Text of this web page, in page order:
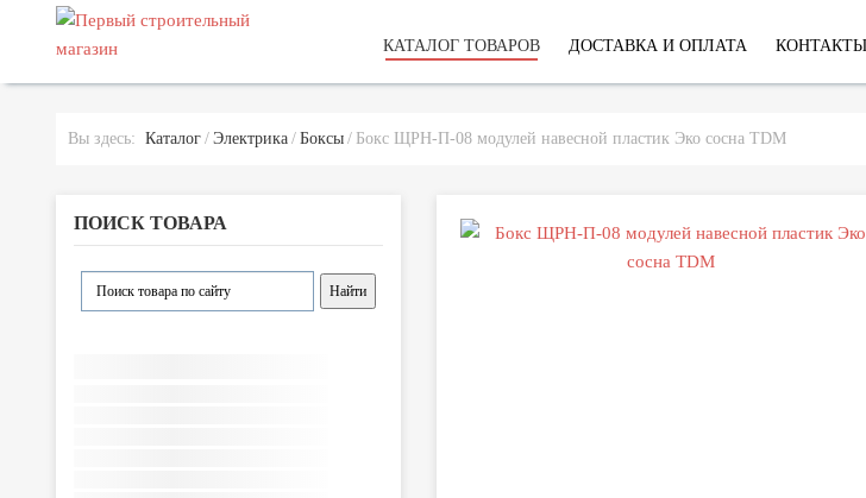
КАТАЛОГ ТОВАРОВ ДОСТАВКА И ОПЛАТА КОНТАКТЫ
Вы здесь: Каталог Электрика Боксы Бокс ЩРН-П-08 модулей навесной пластик Эко сосна TDM
ПОИСК ТОВАРА